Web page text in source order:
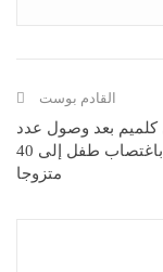
القادم بوست
كلميم بعد وصول عدد
المتهمين باغتصاب طفل إلى 40
متزوجا